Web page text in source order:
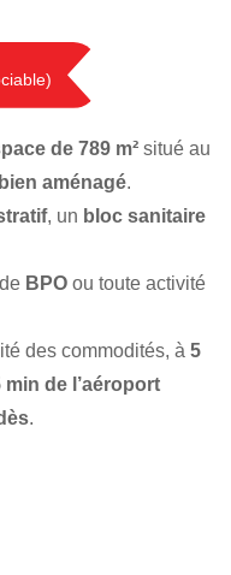
de 789 m² situé au
aménagé.
, un bloc sanitaire
BPO ou toute activité
des commodités, à 5
min de l’aéroport
.